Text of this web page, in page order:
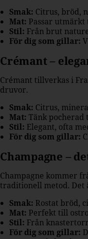
Smak: Citrus, bröd,
Mat: Passar
Stil: Från brut
För dig som gillar:
Crémant –
Crémant tillverkas i
druvor.
Smak: Citrus,
Mat: Tänk pocherad
Stil: Elegant, ofta
För dig som gillar:
Champagne –
Champagne kommer
traditionell metod. Det
Smak: Rostat bröd,
Mat: Perfekt till
Stil: Från
För dig som gillar: